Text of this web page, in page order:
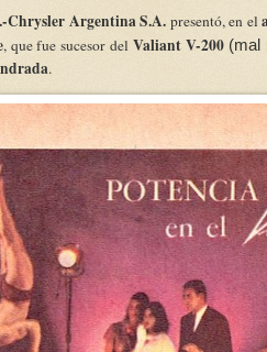
Chrysler Argentina S.A. presentó, en el
, que fue sucesor del Valiant V-200 (mal
.